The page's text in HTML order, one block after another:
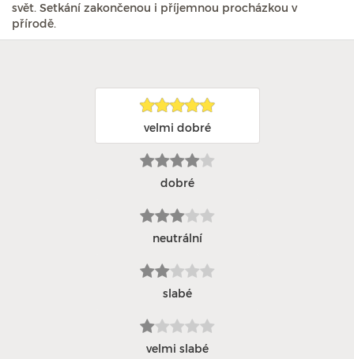
svět. Setkání zakončenou i příjemnou procházkou v
přírodě.
velmi dobré
dobré
neutrální
slabé
velmi slabé